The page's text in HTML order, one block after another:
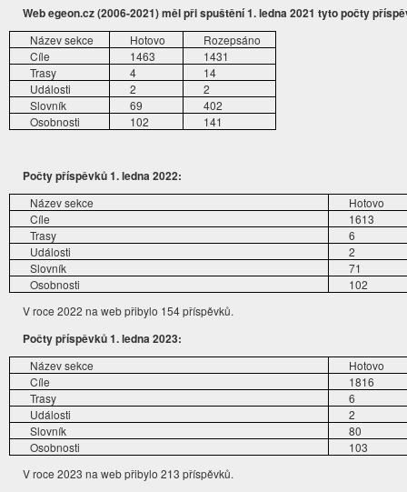
Web egeon.cz (2006-2021) měl při spuštění 1. ledna 2021 tyto počty
Název sekce Hotovo
Rozepsáno
Cíle
1463
1431
Trasy
4
14
Události
2
2
Slovník
69
402
Osobnosti
102 141
Počty příspěvků 1. ledna 2022:
Název sekce
Hotovo
Cíle
1613
Trasy
6
Události
2
Slovník
71
Osobnosti
102
V roce 2022 na web přibylo 154 příspěvků.
Počty příspěvků 1. ledna 2023:
Název sekce
Hotovo
Cíle
1816
Trasy
6
Události
2
Slovník
80
Osobnosti
103
V roce 2023 na web přibylo 213 příspěvků.